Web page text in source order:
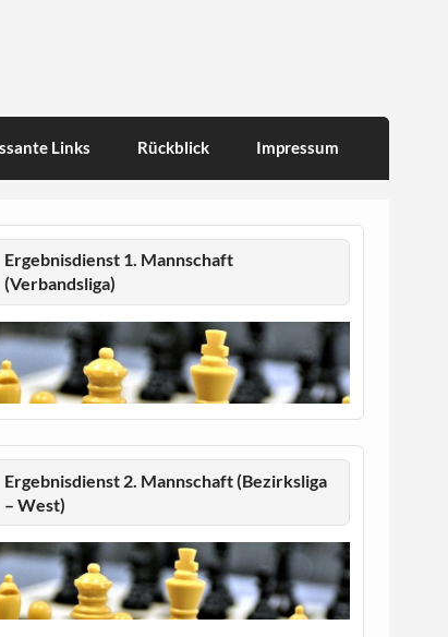
Links Rückblick Impressum
Ergebnisdienst 1. Mannschaft
(Verbandsliga)
Ergebnisdienst 2. Mannschaft (Bezirksliga
– West)